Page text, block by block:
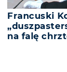
Francuski
na falę